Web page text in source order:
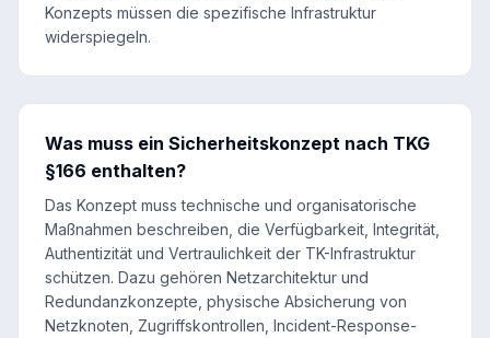
Konzepts müssen die spezifische Infrastruktur
widerspiegeln.
Was muss ein Sicherheitskonzept nach TKG
§166 enthalten?
Das Konzept muss technische und organisatorische
Maßnahmen beschreiben, die Verfügbarkeit, Integrität,
Authentizität und Vertraulichkeit der TK-Infrastruktur
schützen. Dazu gehören Netzarchitektur und
Redundanzkonzepte, physische Absicherung von
Netzknoten, Zugriffskontrollen, Incident-Response-